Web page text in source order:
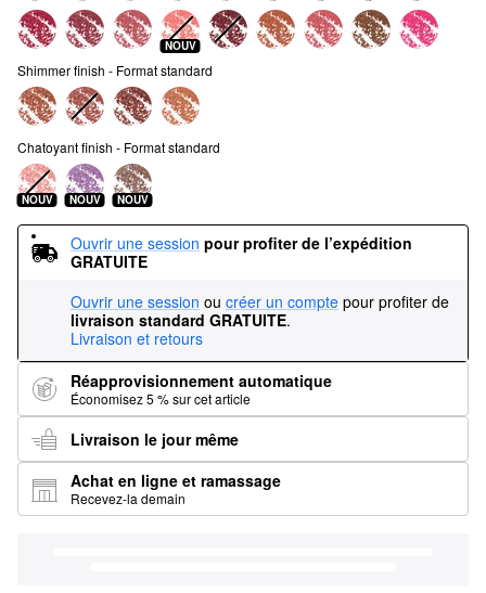
NOUV
Shimmer finish - Format standard
Chatoyant finish - Format standard
NOUV NOUV NOUV
Ouvrir une session pour profiter de l’expédition
GRATUITE
Ouvrir une session ou créer un compte pour profiter de
livraison standard GRATUITE.
Livraison et retours
Réapprovisionnement automatique
Économisez 5 % sur cet article
Livraison le jour même
Achat en ligne et ramassage
Recevez-la demain